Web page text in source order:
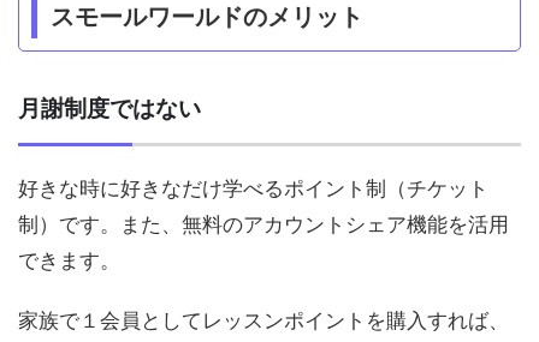
スモールワールドのメリット
月謝制度ではない
好きな時に好きなだけ学べるポイント制（チケット
制）です。また、無料のアカウントシェア機能を活用
できます。
家族で１会員としてレッスンポイントを購入すれば、